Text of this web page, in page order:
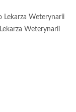
Lekarza Weterynarii
Weterynarii